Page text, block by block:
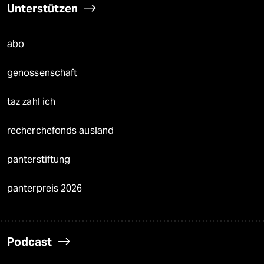
Unterstützen
abo
genossenschaft
taz zahl ich
recherchefonds ausland
panterstiftung
panterpreis 2026
Podcast